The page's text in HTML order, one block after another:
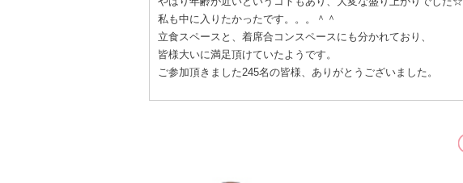
私も中に入りたかったです。。。＾＾
立食スペースと、着席合コンスペースにも分かれており、
皆様大いに満足頂けていたようです。
ご参加頂きました245名の皆様、ありがとうございました。